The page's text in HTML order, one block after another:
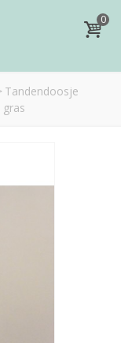
0
Tandendoosje